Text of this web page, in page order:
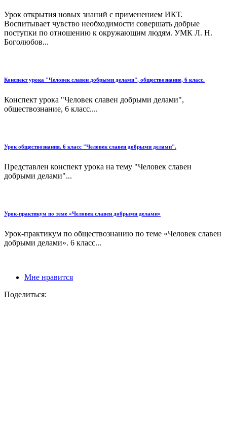
Урок открытия новых знаний с применением ИКТ.
Воспитывает чувство необходимости совершать добрые
поступки по отношению к окружающим людям. УМК Л. Н.
Боголюбов...
Конспект урока "Человек славен добрыми делами", обществознание, 6 класс.
Конспект урока "Человек славен добрыми делами",
обществознание, 6 класс....
Урок обществознания. 6 класс "Человек славен добрыми делами".
Представлен конспект урока на тему "Человек славен
добрыми делами"...
Урок-практикум по теме «Человек славен добрыми делами»
Урок-практикум по обществознанию по теме «Человек славен
добрыми делами». 6 класс...
Мне нравится
Поделиться: